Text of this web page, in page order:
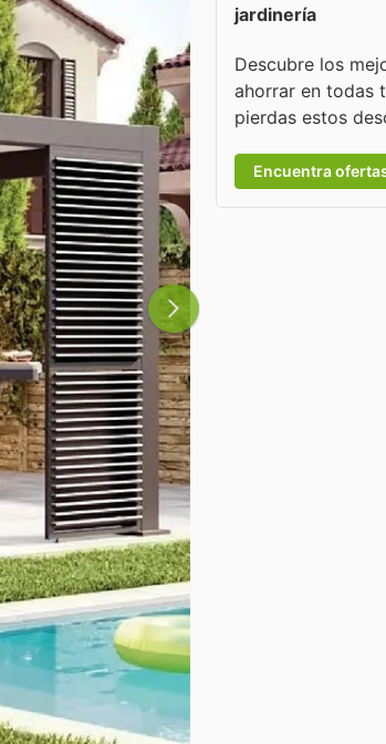
jardinería
Descubre los
ahorrar en todas
pierdas estos
Encuentra